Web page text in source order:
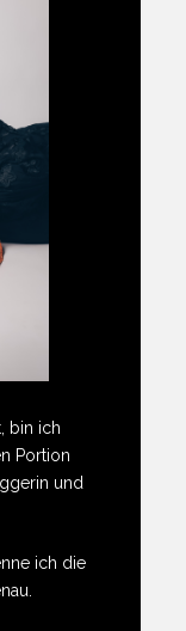
bin ich
Portion
und
ich die